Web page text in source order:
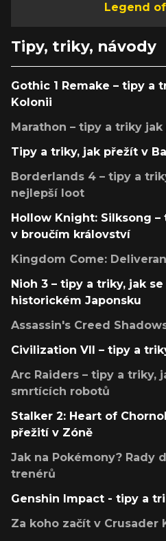
Legend
Tipy, triky, návody
Gothic 1 Remake – tipy a
Kolonii
Marathon – tipy a triky
Tipy a triky, jak přežít v
Borderlands 4 – tipy a
nejlepší loot
Hollow Knight: Silksong
v broučím království
Kingdom Come:
Nioh 3 – tipy a triky, jak
historickém Japonsku
Assassin's Creed
Civilization VII – tipy a
Arc Raiders – tipy a triky,
smrtících robotů
Stalker 2: Heart of
přežití v Zóně
Jak na Pokémony? Rady
trenérů
Genshin Impact - tipy a
Za koho začít v Crusader